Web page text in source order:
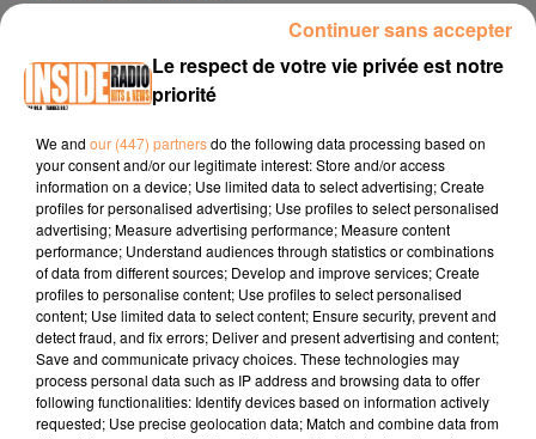
INTERVIEW DE GWEN (MAMAN) ET MÉLISSA (PETITE SOEUR) DE
JULIEN "STAR ACADEMY" SUR RADIO INSIDE
appel au 34 80) 0.99/sms + prix d'un sms / service
0.99€/appel + prix appel
Pour suivre la finale à l'hyppodrome (entrée gratuite,
réservation obligatoire) :soiree-tous-avec-julien-a-
lhippodrome-de-pau
Le respect de votre vie privée est notre
priorité
We and our (447) partnersdo the following data processing based on
your consent and/or our legitimate interest: Store and/or access
information on a device; Use limited data to select advertising; Create
profiles for personalised advertising; Use profiles to select personalised
advertising; Measure advertising performance; Measure content
performance; Understand audiences through statistics or combinations
of data from different sources; Develop and improve services; Create
profiles to personalise content; Use profiles to select personalised
content; Use limited data to select content; Ensure security, prevent and
detect fraud, and fix errors; Deliver and present advertising and content;
Save and communicate privacy choices. These technologies may
process personal data such as IP address and browsing data to offer
following functionalities: Identify devices based on information actively
requested; Use precise geolocation data; Match and combine data from
Continuer sans accepter